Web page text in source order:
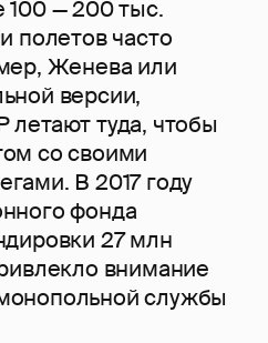
— 200 тыс.
полетов часто
Женева или
версии,
туда, чтобы
со своими
В 2017 году
фонда
27 млн
внимание
службы